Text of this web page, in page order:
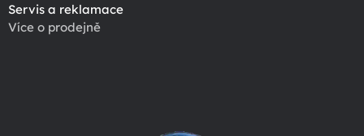
Servis a reklamace
Více o prodejně